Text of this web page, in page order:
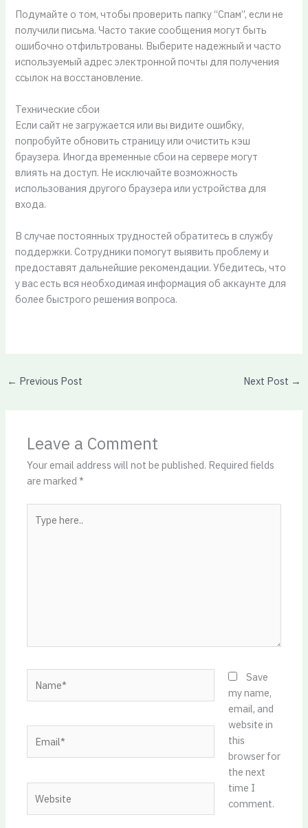
Подумайте о том, чтобы проверить папку “Спам”, если не
получили письма. Часто такие сообщения могут быть
ошибочно отфильтрованы. Выберите надежный и часто
используемый адрес электронной почты для получения
ссылок на восстановление.
Технические сбои
Если сайт не загружается или вы видите ошибку,
попробуйте обновить страницу или очистить кэш
браузера. Иногда временные сбои на сервере могут
влиять на доступ. Не исключайте возможность
использования другого браузера или устройства для
входа.
В случае постоянных трудностей обратитесь в службу
поддержки. Сотрудники помогут выявить проблему и
предоставят дальнейшие рекомендации. Убедитесь, что
у вас есть вся необходимая информация об аккаунте для
более быстрого решения вопроса.
← Previous Post Next Post →
Leave a Comment
Your email address will not be published. Required fields
are marked*
here..
Save
my name,
email, and
website in
this
browser for
the next
time I
comment.